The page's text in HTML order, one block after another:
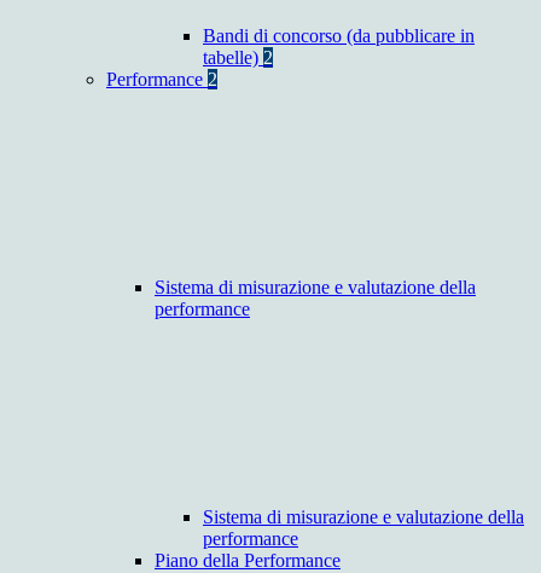
Bandi di concorso (da pubblicare in
tabelle) 2
Performance 2
Sistema di misurazione e valutazione della
performance
Sistema di misurazione e valutazione della
performance
Piano della Performance